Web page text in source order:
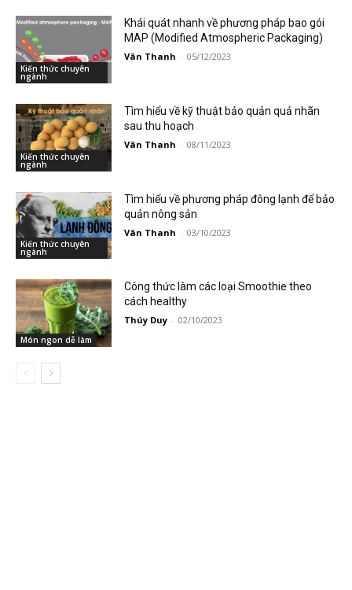
Kiến thức chuyên
ngành
Khái quát nhanh về phương pháp bao gói
MAP (Modified Atmospheric Packaging)
Vân Thanh - 05/12/2023
Kiến thức chuyên
ngành
Tìm hiểu về kỹ thuật bảo quản quả nhãn
sau thu hoạch
Vân Thanh - 08/11/2023
Kiến thức chuyên
ngành
Tìm hiểu về phương pháp đông lạnh để bảo
quản nông sản
Vân Thanh - 03/10/2023
Món ngon dễ làm
Công thức làm các loại Smoothie theo
cách healthy
Thúy Duy - 02/10/2023